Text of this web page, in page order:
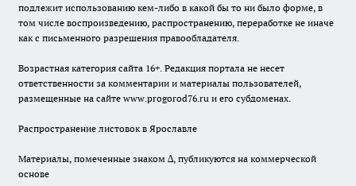
подлежит использованию кем-либо в какой бы то ни было форме, в
том числе воспроизведению, распространению, переработке не иначе
как с письменного разрешения правообладателя.
Возрастная категория сайта 16+. Редакция портала не несет
ответственности за комментарии и материалы пользователей,
размещенные на сайте www.progorod76.ru и его субдоменах.
Распространение листовок в Ярославле
Материалы, помеченные знаком ∆, публикуются на коммерческой
основе